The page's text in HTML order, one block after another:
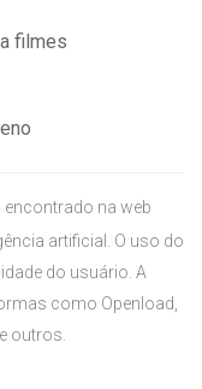
filmes
encontrado na web
artificial. O uso do
do usuário. A
como Openload,
outros.